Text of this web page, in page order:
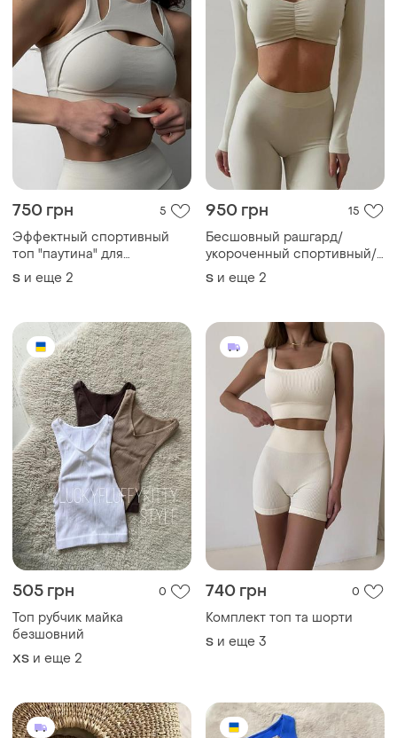
750 грн 5
Эффектный спортивный
топ "паутина" для
тренировок/фитнеса/
спорта со съемными
S и еще 2
950 грн 15
Бесшовный рашгард/
укороченный спортивный/
кропп топ на длинный
рукав для спорта/фитнеса/
S и еще 2
505 грн 0
Топ рубчик майка
безшовний
ХS и еще 2
740 грн 0
Комплект топ та шорти
S и еще 3